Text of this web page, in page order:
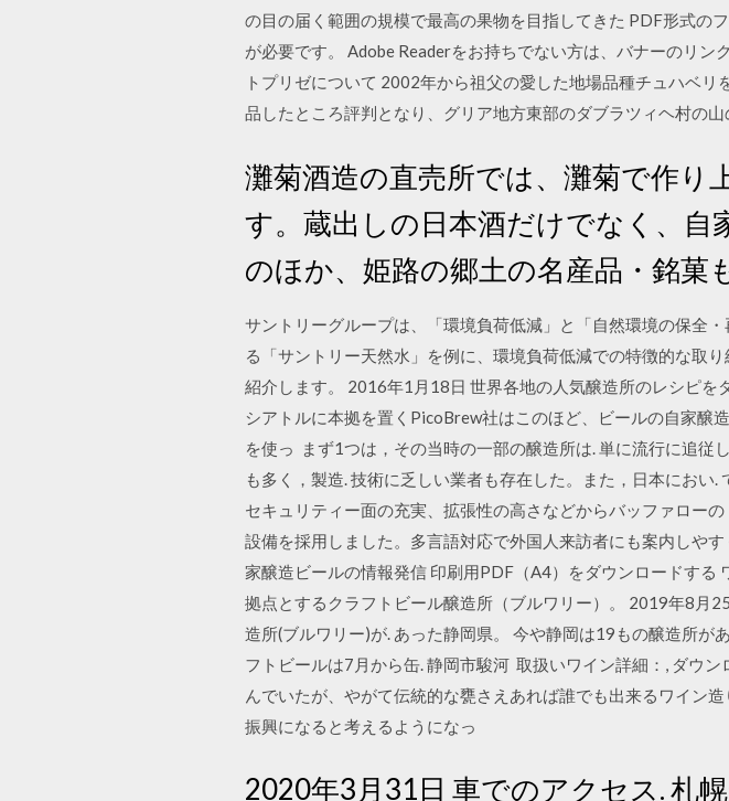
の目の届く範囲の規模で最高の果物を目指してきた PDF形式の
が必要です。 Adobe Readerをお持ちでない方は、バナーのリ
トプリゼについて 2002年から祖父の愛した地場品種チュハベ
品したところ評判となり、グリア地方東部のダブラツィヘ村の山
灘菊酒造の直売所では、灘菊で作り
す。蔵出しの日本酒だけでなく、自
のほか、姫路の郷土の名産品・銘菓
サントリーグループは、「環境負荷低減」と「自然環境の保全
る「サントリー天然水」を例に、環境負荷低減での特徴的な取
紹介します。 2016年1月18日 世界各地の人気醸造所のレシピ
シアトルに本拠を置くPicoBrew社はこのほど、ビールの自家醸
を使っ まず1つは，その当時の一部の醸造所は. 単に流行に追従
も多く，製造. 技術に乏しい業者も存在した。また，日本におい
セキュリティー面の充実、拡張性の高さなどからバッファロー
設備を採用しました。多言語対応で外国人来訪者にも案内しや
家醸造ビールの情報発信 印刷用PDF（A4）をダウンロードす
拠点とするクラフトビール醸造所（ブルワリー）。 2019年8月
造所(ブルワリー)が. あった静岡県。 今や静岡は19もの醸造所
フトビールは7月から缶. 静岡市駿河 取扱いワイン詳細：, ダウ
んでいたが、やがて伝統的な甕さえあれば誰でも出来るワイン
振興になると考えるようになっ
2020年3月31日 車でのアクセス. 札